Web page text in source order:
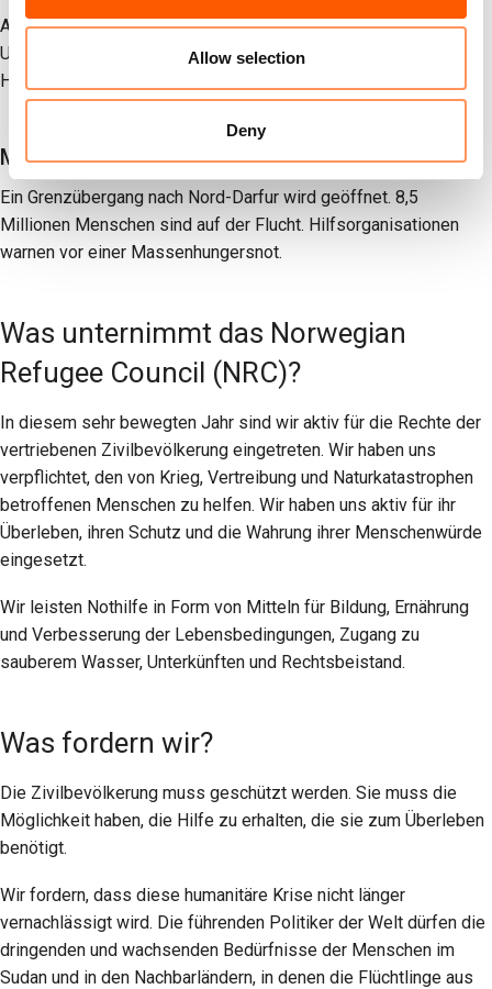
Allow selection
Deny
Alle zwei Stunden stirbt ein Kind in Nord-Darfur an
Unterernährung. Die Genehmigung für grenzüberschreitende
Hilfslieferungen nach West-Darfur wird aufgehoben.
März 2024:Größte Flüchtlingskrise auf der Welt
Ein Grenzübergang nach Nord-Darfur wird geöffnet. 8,5
Millionen Menschen sind auf der Flucht. Hilfsorganisationen
warnen vor einer Massenhungersnot.
Was unternimmt das Norwegian
Refugee Council (NRC)?
In diesem sehr bewegten Jahr sind wir aktiv für die Rechte der
vertriebenen Zivilbevölkerung eingetreten. Wir haben uns
verpflichtet, den von Krieg, Vertreibung und Naturkatastrophen
betroffenen Menschen zu helfen. Wir haben uns aktiv für ihr
Überleben, ihren Schutz und die Wahrung ihrer Menschenwürde
eingesetzt.
Wir leisten Nothilfe in Form von Mitteln für Bildung, Ernährung
und Verbesserung der Lebensbedingungen, Zugang zu
sauberem Wasser, Unterkünften und Rechtsbeistand.
Was fordern wir?
Die Zivilbevölkerung muss geschützt werden. Sie muss die
Möglichkeit haben, die Hilfe zu erhalten, die sie zum Überleben
benötigt.
Wir fordern, dass diese humanitäre Krise nicht länger
vernachlässigt wird. Die führenden Politiker der Welt dürfen die
dringenden und wachsenden Bedürfnisse der Menschen im
Sudan und in den Nachbarländern, in denen die Flüchtlinge aus